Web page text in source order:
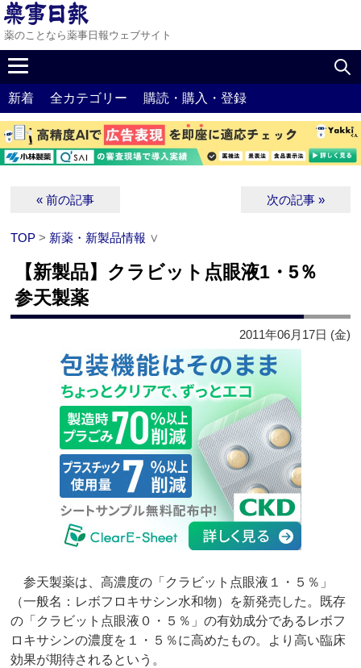
薬のことなら薬事日報ウェブサイト
新着 全カテゴリー 購読・購入・登録
« 前の記事 次の記事 »
TOP > 新薬・新製品情報 ∨
【新製品】クラビット点眼液1・5％
参天製薬
2011年06月17日 (金)
参天製薬は、高濃度の「クラビット点眼液１・５％」
（一般名：レボフロキサシン水和物）を新発売した。既存
の「クラビット点眼液０・５％」の有効成分であるレボフ
ロキサシンの濃度を１・５％に高めたもの。より高い臨床
効果が期待されるという。